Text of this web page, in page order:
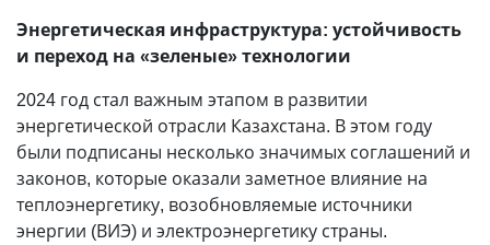
Энергетическая инфраструктура: устойчивость
и переход на «зеленые» технологии
2024 год стал важным этапом в развитии
энергетической отрасли Казахстана. В этом году
были подписаны несколько значимых соглашений и
законов, которые оказали заметное влияние на
теплоэнергетику, возобновляемые источники
энергии (ВИЭ) и электроэнергетику страны.